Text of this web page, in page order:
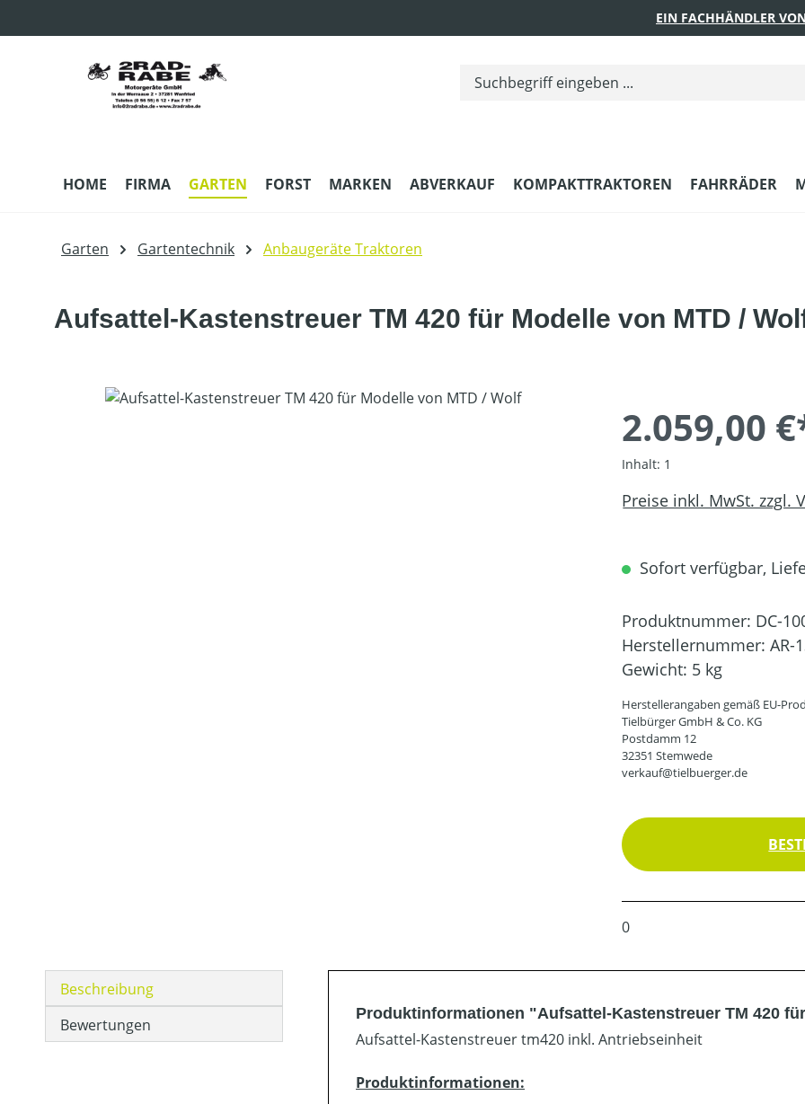
EIN FACHHÄNDLER
HOME FIRMA GARTEN FORST MARKEN ABVERKAUF KOMPAKTTRAKTOREN FAHRRÄDER
Garten Gartentechnik Anbaugeräte Traktoren
Aufsattel-Kastenstreuer TM 420 für Modelle von MTD /
Bildergalerie überspringen
2.059,00
Inhalt: 1
Preise inkl. MwSt. zzgl.
Sofort verfügbar,
Produktnummer: DC-
Herstellernummer: AR-
Gewicht: 5 kg
Herstellerangaben gemäß EU-
Tielbürger GmbH & Co. KG
Postdamm 12
32351 Stemwede
verkauf@tielbuerger.de
0
Beschreibung
Bewertungen
Produktinformationen "Aufsattel-Kastenstreuer TM 420
Aufsattel-Kastenstreuer tm420 inkl. Antriebseinheit
Produktinformationen: